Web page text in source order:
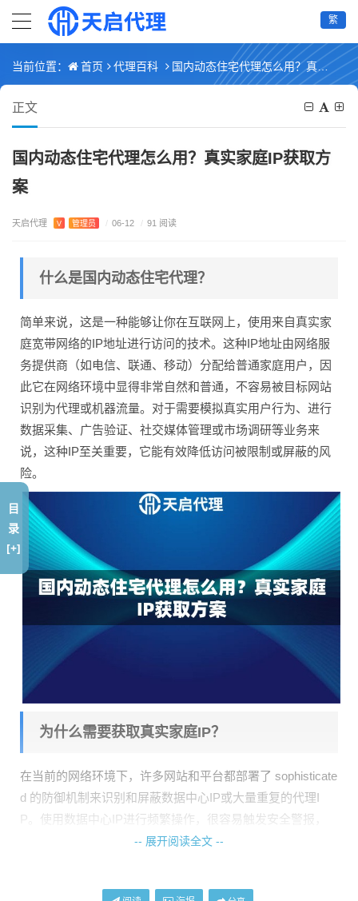
繁
当前位置： 首页 代理百科 国内动态住宅代理怎么用？真实家庭IP获取方案
正文
国内动态住宅代理怎么用？真实家庭IP获取方
案
天启代理 V 管理员 / 06-12 / 91 阅读
什么是国内动态住宅代理？
简单来说，这是一种能够让你在互联网上，使用来自真实家
庭宽带网络的IP地址进行访问的技术。这种IP地址由网络服
务提供商（如电信、联通、移动）分配给普通家庭用户，因
此它在网络环境中显得非常自然和普通，不容易被目标网站
识别为代理或机器流量。对于需要模拟真实用户行为、进行
数据采集、广告验证、社交媒体管理或市场调研等业务来
说，这种IP至关重要，它能有效降低访问被限制或屏蔽的风
险。
为什么需要获取真实家庭IP？
在当前的网络环境下，许多网站和平台都部署了 sophisticate
d 的防御机制来识别和屏蔽数据中心IP或大量重复的代理I
P。使用数据中心IP进行频繁操作，很容易触发安全警报，
导致IP被封禁，任务中断。而真实家庭IP，由于直接来源于
-- 展开阅读全文 --
目
录
[+]